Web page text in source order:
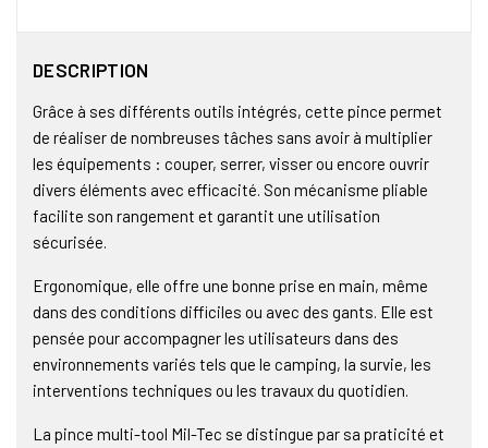
DESCRIPTION
Grâce à ses différents outils intégrés, cette pince permet
de réaliser de nombreuses tâches sans avoir à multiplier
les équipements : couper, serrer, visser ou encore ouvrir
divers éléments avec efficacité. Son mécanisme pliable
facilite son rangement et garantit une utilisation
sécurisée.
Ergonomique, elle offre une bonne prise en main, même
dans des conditions difficiles ou avec des gants. Elle est
pensée pour accompagner les utilisateurs dans des
environnements variés tels que le camping, la survie, les
interventions techniques ou les travaux du quotidien.
La pince multi-tool Mil-Tec se distingue par sa praticité et